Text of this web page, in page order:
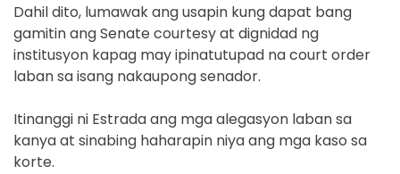
Dahil dito, lumawak ang usapin kung dapat bang
gamitin ang Senate courtesy at dignidad ng
institusyon kapag may ipinatutupad na court order
laban sa isang nakaupong senador.
Itinanggi ni Estrada ang mga alegasyon laban sa
kanya at sinabing haharapin niya ang mga kaso sa
korte.